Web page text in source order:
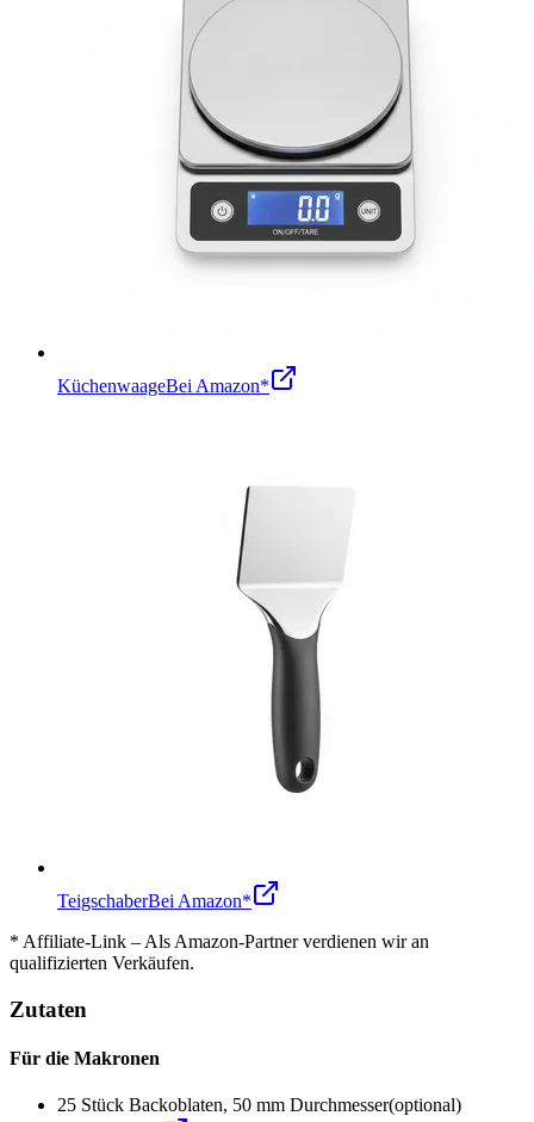
KüchenwaageBei Amazon*
TeigschaberBei Amazon*
* Affiliate-Link – Als Amazon-Partner verdienen wir an
qualifizierten Verkäufen.
Zutaten
Für die Makronen
25 Stück Backoblaten, 50 mm Durchmesser(optional)